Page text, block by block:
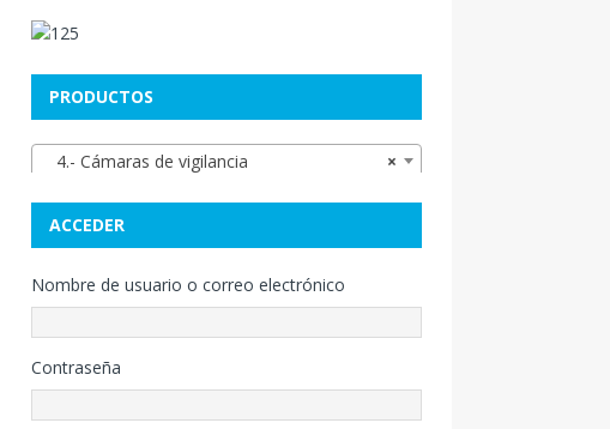
PRODUCTOS
×
4.- Cámaras de vigilancia
ACCEDER
Nombre de usuario o correo electrónico
Contraseña